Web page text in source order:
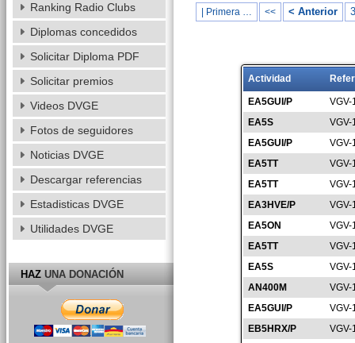
| Primera … << < Anterior
Actividad
EA5GUI/P
VGV-
EA5S
VGV-
EA5GUI/P
VGV-
EA5TT
VGV-
EA5TT
VGV-
EA3HVE/P
VGV-
EA5ON
VGV-
EA5TT
VGV-
EA5S
VGV-
AN400M
VGV-
EA5GUI/P
VGV-
EB5HRX/P
VGV-
Ranking Radio Clubs
Diplomas concedidos
Solicitar Diploma PDF
Solicitar premios
Videos DVGE
Fotos de seguidores
Noticias DVGE
Descargar referencias
Estadisticas DVGE
Utilidades DVGE
HAZUNA DONACIÓN